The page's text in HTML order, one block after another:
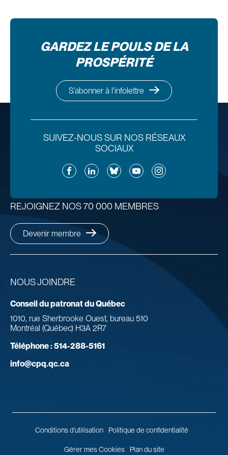
GARDEZ LE POULS DE LA
PROSPÉRITÉ
S’abonner à l’infolettre
SUIVEZ-NOUS SUR NOS RÉSEAUX
SOCIAUX
FacebookLinkedInBlueskyYouTubeInstagram
NOUS JOINDRE
Conseil du patronat du Québec
1010, rue Sherbrooke Ouest, bureau 510
Montréal (Québec) H3A 2R7
Téléphone :514-288-5161
info@cpq.qc.ca
REJOIGNEZ NOS 70 000 MEMBRES
Devenir membre
Conditions d’utilisation Politique de confidentialité
Gérer mes Cookies Plan du site